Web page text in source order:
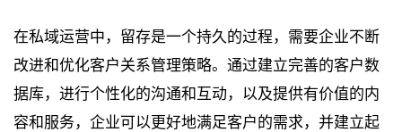
在私域运营中，留存是一个持久的过程，需要企业不断
改进和优化客户关系管理策略。通过建立完善的客户数
据库，进行个性化的沟通和互动，以及提供有价值的内
容和服务，企业可以更好地满足客户的需求，并建立起